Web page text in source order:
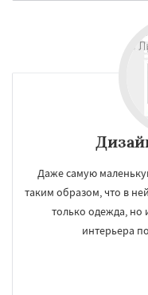
Даже самую
таким образом, что в
только одежда, но
интерьера